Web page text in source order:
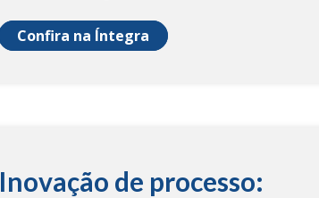
Confira na Íntegra
Inovação de processo: